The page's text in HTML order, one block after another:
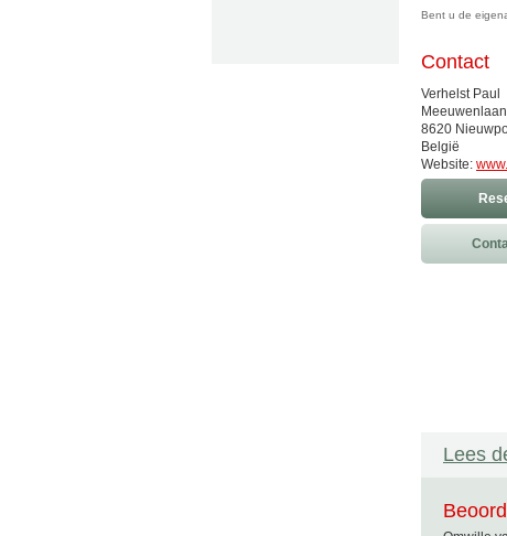
Bent u de
Contact
Verhelst Paul
8620
België
Website:
Lees